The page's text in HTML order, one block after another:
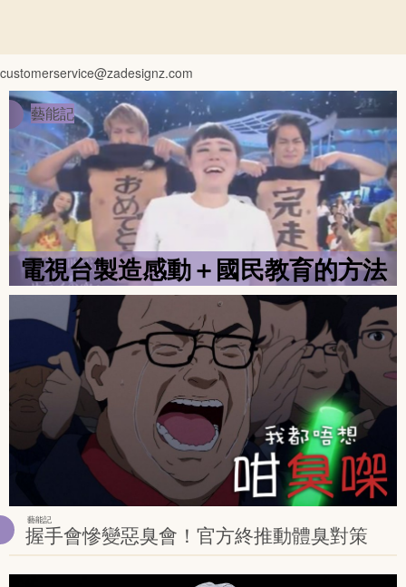
customerservice@zadesignz.com
藝能記
電視台製造感動＋國民教育的方法
Previous
藝能記
握手會慘變惡臭會！官方終推動體臭對策